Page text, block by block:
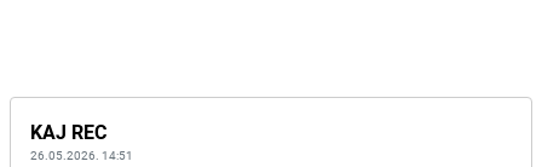
KAJ REC
26.05.2026. 14:51